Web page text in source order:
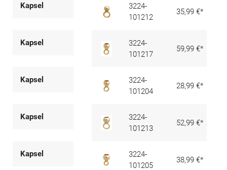
Kapsel
3224-
101212
35,99 €*
Kapsel
3224-
101217
59,99 €*
Kapsel
3224-
101204
28,99 €*
Kapsel
3224-
101213
52,99 €*
Kapsel
3224-
101205
38,99 €*